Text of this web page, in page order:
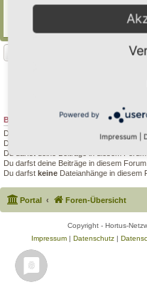
Pflanzplanung by Frank
BERECHTIGUNGEN IN DIESEM
Du darfst
neuen Themen in
Du darfst
Antworten zu Themen in
Du darfst deine Beiträge in diesem Forum
Du darfst deine Beiträge in diesem Forum
Du darfst keine Dateianhänge in diesem
Portal Foren-Übersicht
Copyright - Hortus-
Impressum| Datenschutz|
Powered by
Impressum